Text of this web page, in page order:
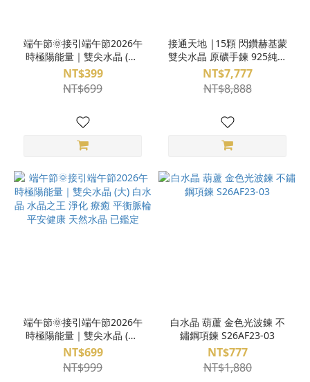
端午節🌞接引端午節2026午
時極陽能量｜雙尖水晶 (小)
白水晶 水晶之王 淨化 療癒
平衡脈輪 平安健康 天然水晶
已鑑定
NT$399
NT$699
接通天地 |15顆 閃鑽赫基蒙
雙尖水晶 原礦手鍊 925純銀
S23AP19-04
NT$7,777
NT$8,888
端午節🌞接引端午節2026午
時極陽能量｜雙尖水晶 (大)
白水晶 水晶之王 淨化 療癒
平衡脈輪 平安健康 天然水晶
已鑑定
NT$699
NT$999
白水晶 葫蘆 金色光波鍊 不
鏽鋼項鍊 S26AF23-03
NT$777
NT$1,880